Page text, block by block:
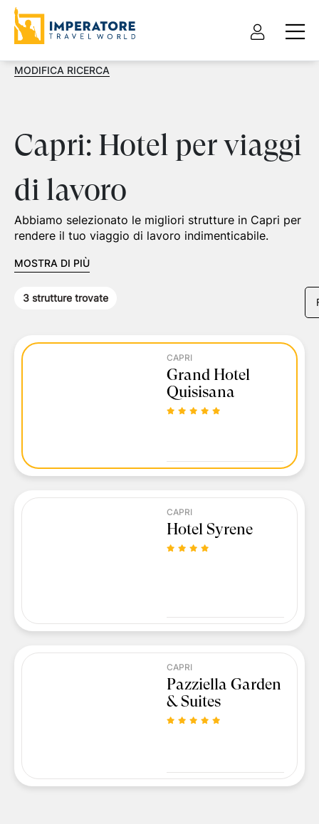
MODIFICA RICERCA
Capri: Hotel per viaggi
di lavoro
Abbiamo selezionato le migliori strutture in Capri per
rendere il tuo viaggio di lavoro indimenticabile.
MOSTRA DI PIÙ
3 strutture trovate
CAPRI
Grand Hotel
Quisisana
CAPRI
Hotel Syrene
CAPRI
Pazziella Garden
& Suites